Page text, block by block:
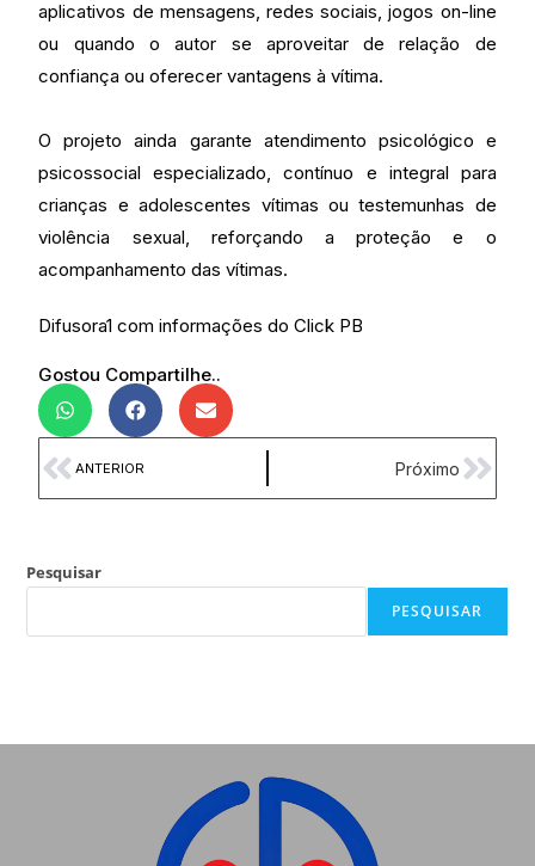
aplicativos de mensagens, redes sociais, jogos on-line
ou quando o autor se aproveitar de relação de
confiança ou oferecer vantagens à vítima.
O projeto ainda garante atendimento psicológico e
psicossocial especializado, contínuo e integral para
crianças e adolescentes vítimas ou testemunhas de
violência sexual, reforçando a proteção e o
acompanhamento das vítimas.
Difusora1 com informações do Click PB
Gostou Compartilhe..
ANTERIOR Próximo
Pesquisar
PESQUISAR